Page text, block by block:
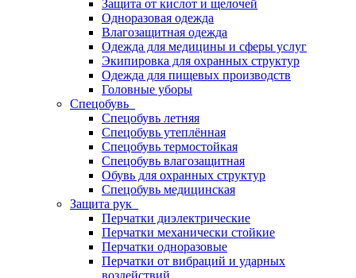
Защита от кислот и щелочей
Одноразовая одежда
Влагозащитная одежда
Одежда для медицины и сферы услуг
Экипировка для охранных структур
Одежда для пищевых производств
Головные уборы
Спецобувь
Спецобувь летняя
Спецобувь утеплённая
Спецобувь термостойкая
Спецобувь влагозащитная
Обувь для охранных структур
Спецобувь медицинская
Защита рук
Перчатки диэлектрические
Перчатки механически стойкие
Перчатки одноразовые
Перчатки от вибраций и ударных
воздействий